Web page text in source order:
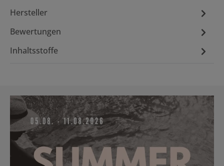
Hersteller
Bewertungen
Inhaltsstoffe